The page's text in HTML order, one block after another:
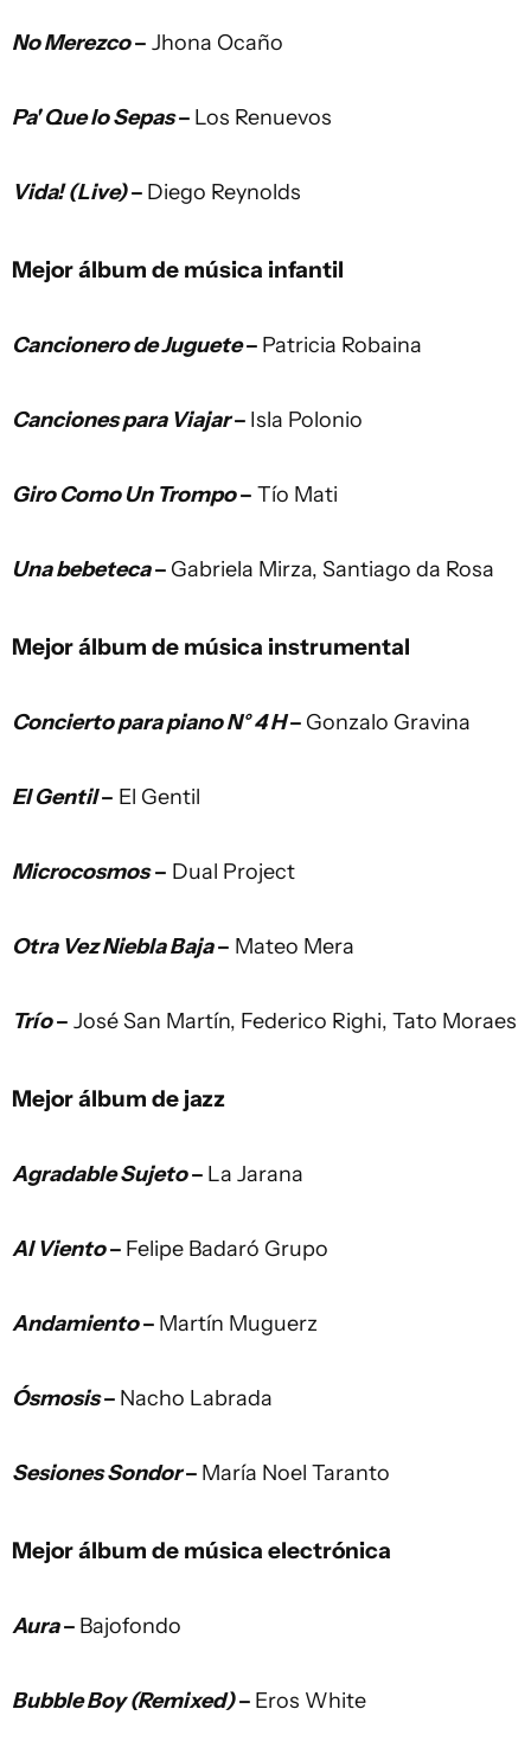
No Merezco– Jhona Ocaño
Pa' Que lo Sepas– Los Renuevos
Vida! (Live)– Diego Reynolds
Mejor álbum de música infantil
Cancionero de Juguete– Patricia Robaina
Canciones para Viajar– Isla Polonio
Giro Como Un Trompo– Tío Mati
Una bebeteca– Gabriela Mirza, Santiago da Rosa
Mejor álbum de música instrumental
Concierto para piano N° 4 H– Gonzalo Gravina
El Gentil– El Gentil
Microcosmos – Dual Project
Otra Vez Niebla Baja– Mateo Mera
Trío– José San Martín, Federico Righi, Tato Moraes
Mejor álbum de jazz
Agradable Sujeto– La Jarana
Al Viento– Felipe Badaró Grupo
Andamiento– Martín Muguerz
Ósmosis– Nacho Labrada
Sesiones Sondor– María Noel Taranto
Mejor álbum de música electrónica
Aura– Bajofondo
Bubble Boy (Remixed)– Eros White